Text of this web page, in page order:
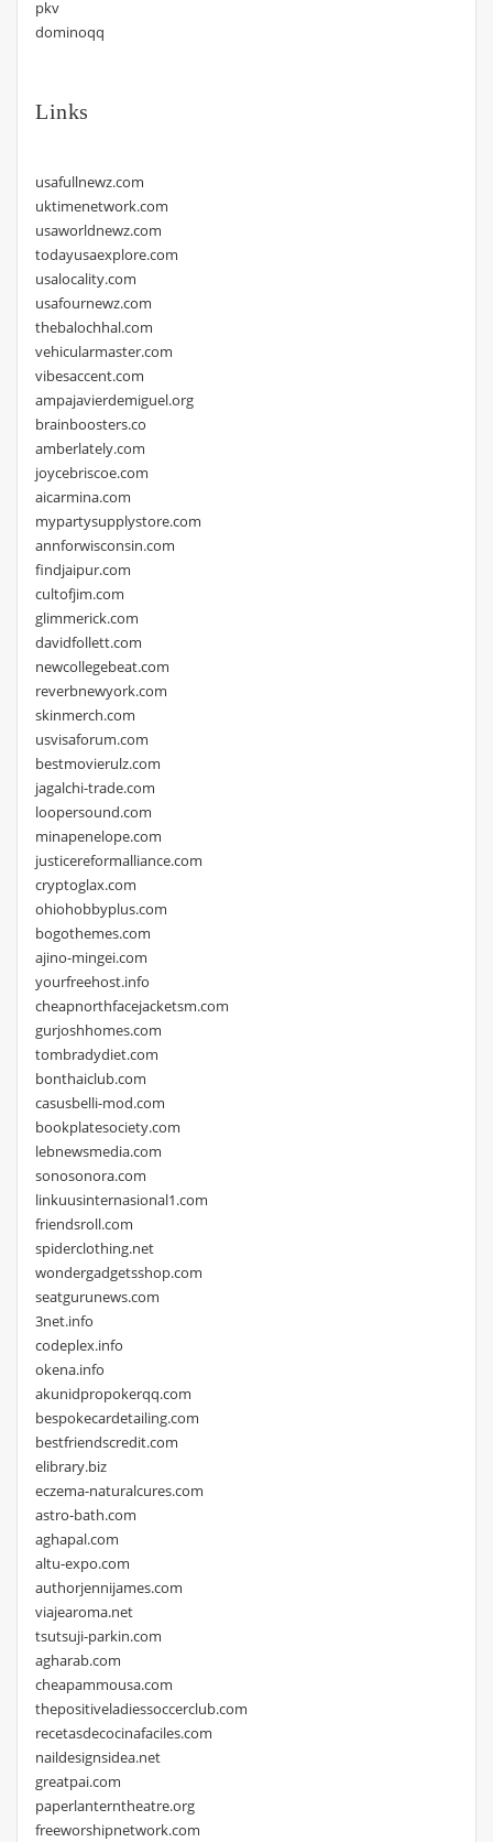
pkv
dominoqq
Links
usafullnewz.com
uktimenetwork.com
usaworldnewz.com
todayusaexplore.com
usalocality.com
usafournewz.com
thebalochhal.com
vehicularmaster.com
vibesaccent.com
ampajavierdemiguel.org
brainboosters.co
amberlately.com
joycebriscoe.com
aicarmina.com
mypartysupplystore.com
annforwisconsin.com
findjaipur.com
cultofjim.com
glimmerick.com
davidfollett.com
newcollegebeat.com
reverbnewyork.com
skinmerch.com
usvisaforum.com
bestmovierulz.com
jagalchi-trade.com
loopersound.com
minapenelope.com
justicereformalliance.com
cryptoglax.com
ohiohobbyplus.com
bogothemes.com
ajino-mingei.com
yourfreehost.info
cheapnorthfacejacketsm.com
gurjoshhomes.com
tombradydiet.com
bonthaiclub.com
casusbelli-mod.com
bookplatesociety.com
lebnewsmedia.com
sonosonora.com
linkuusinternasional1.com
friendsroll.com
spiderclothing.net
wondergadgetsshop.com
seatgurunews.com
3net.info
codeplex.info
okena.info
akunidpropokerqq.com
bespokecardetailing.com
bestfriendscredit.com
elibrary.biz
eczema-naturalcures.com
astro-bath.com
aghapal.com
altu-expo.com
authorjennijames.com
viajearoma.net
tsutsuji-parkin.com
agharab.com
cheapammousa.com
thepositiveladiessoccerclub.com
recetasdecocinafaciles.com
naildesignsidea.net
greatpai.com
paperlanterntheatre.org
freeworshipnetwork.com